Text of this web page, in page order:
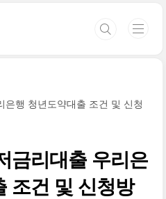
은행 청년도약대출 조건 및 신청
금리대출 우리은
조건 및 신청방